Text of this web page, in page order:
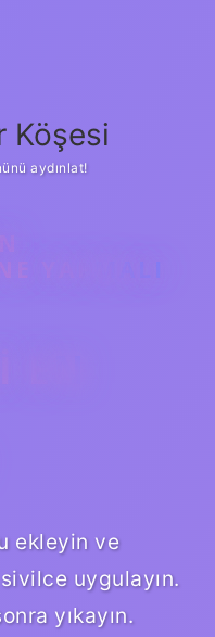
Köşesi
aydınlat!
YAPMALI
ekleyin ve
sivilce uygulayın.
yıkayın.